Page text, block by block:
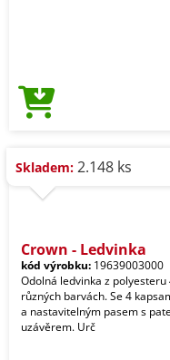
Skladem: 2.148 ks
Crown - Ledvinka
kód výrobku: 19639003000
Odolná ledvinka z polyesteru
různých barvách. Se 4
a nastavitelným pasem s
uzávěrem. Urč